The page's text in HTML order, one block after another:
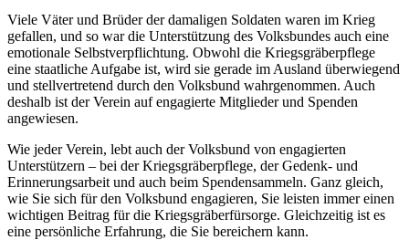
Viele Väter und Brüder der damaligen Soldaten waren im Krieg
gefallen, und so war die Unterstützung des Volksbundes auch eine
emotionale Selbstverpflichtung. Obwohl die Kriegsgräberpflege
eine staatliche Aufgabe ist, wird sie gerade im Ausland überwiegend
und stellvertretend durch den Volksbund wahrgenommen. Auch
deshalb ist der Verein auf engagierte Mitglieder und Spenden
angewiesen.
Wie jeder Verein, lebt auch der Volksbund von engagierten
Unterstützern – bei der Kriegsgräberpflege, der Gedenk- und
Erinnerungsarbeit und auch beim Spendensammeln. Ganz gleich,
wie Sie sich für den Volksbund engagieren, Sie leisten immer einen
wichtigen Beitrag für die Kriegsgräberfürsorge. Gleichzeitig ist es
eine persönliche Erfahrung, die Sie bereichern kann.